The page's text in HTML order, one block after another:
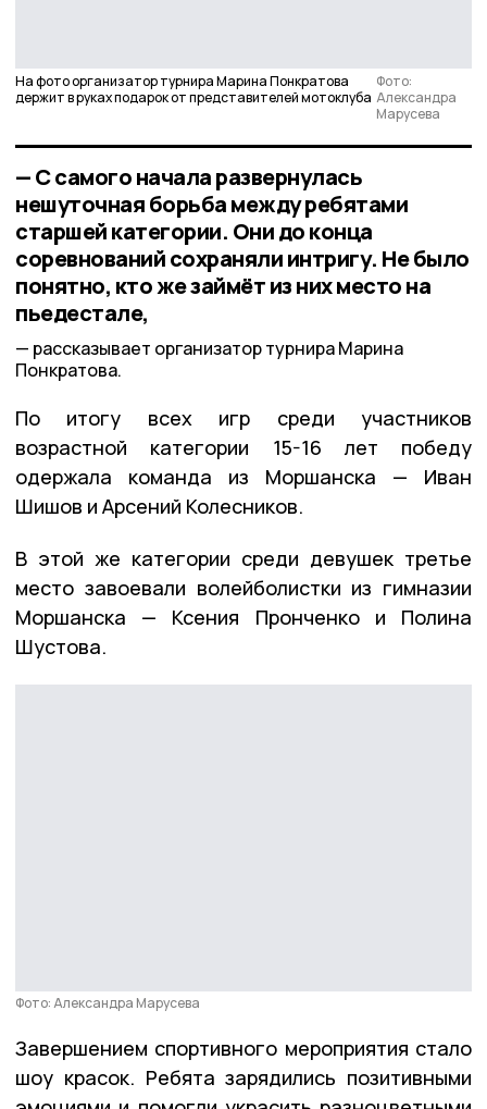
На фото организатор турнира Марина Понкратова
держит в руках подарок от представителей мотоклуба
Фото:
Александра
Марусева
— С самого начала развернулась
нешуточная борьба между ребятами
старшей категории. Они до конца
соревнований сохраняли интригу. Не было
понятно, кто же займёт из них место на
пьедестале,
рассказывает организатор турнира Марина
Понкратова.
По итогу всех игр среди участников
возрастной категории 15-16 лет победу
одержала команда из Моршанска — Иван
Шишов и Арсений Колесников.
В этой же категории среди девушек третье
место завоевали волейболистки из гимназии
Моршанска — Ксения Пронченко и Полина
Шустова.
Фото: Александра Марусева
Завершением спортивного мероприятия стало
шоу красок. Ребята зарядились позитивными